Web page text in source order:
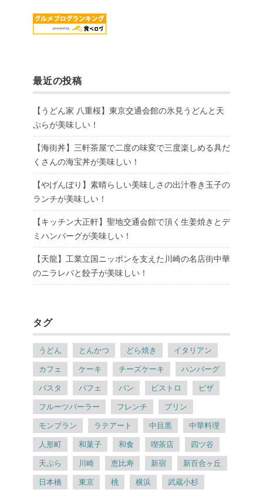
最近の投稿
【うどん家 八重桜】東京交通会館の氷見うどんと天
ぷらが美味しい！
【海街丼】三軒茶屋で二度の味変で三度楽しめる具だ
くさんの海宝丼が美味しい！
【やげんぼり】素晴らしい美味しさの出汁巻き玉子の
ランチが美味しい！
【キッチン大正軒】聖地交通会館で頂く生姜焼きとデ
ミハンバーグが美味しい！
【天龍】工業立国ニッポンを支えた川崎の名店街中華
のニラレバと餃子が美味しい！
タグ
うどん とんかつ どら焼き イタリアン
カフェ ケーキ チーズケーキ ハンバーグ
パスタ パフェ パン ビストロ ピザ
フルーツパーラー フレンチ プリン
モンブラン ラテアート 中目黒 中華料理
人形町 和菓子 和食 喫茶店 四ツ谷
天ぷら 川崎 恵比寿 新宿 新百合ヶ丘
日本橋 東京 桃 横浜 武蔵小杉